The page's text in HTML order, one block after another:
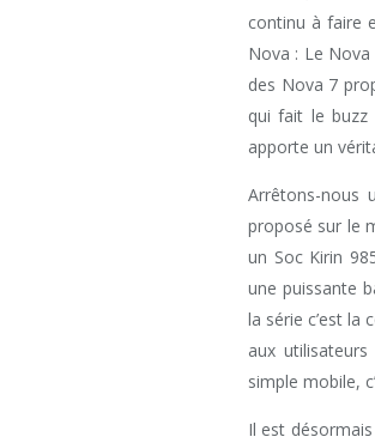
continu à faire
Nova : Le
des Nova 7
qui fait le
apporte un
Arrêtons-nous
proposé sur le
un Soc Kirin
une puissante
la série c’est la
aux
simple mobile,
Il est